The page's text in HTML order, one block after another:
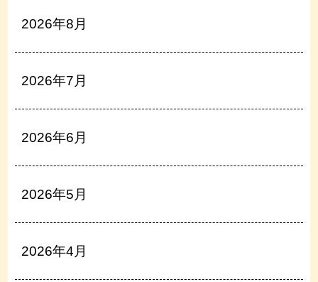
2026年8月
2026年7月
2026年6月
2026年5月
2026年4月